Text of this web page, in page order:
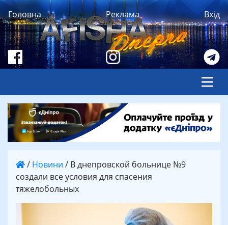
Головна Реклама Вхід
/ Новини / В днепровской больнице №9
создали все условия для спасения
тяжелобольных